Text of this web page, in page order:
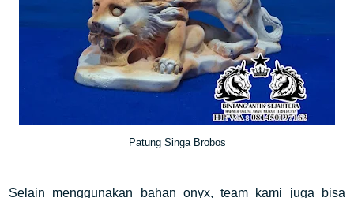
Patung Singa Brobos
Selain menggunakan bahan onyx, team kami juga bisa